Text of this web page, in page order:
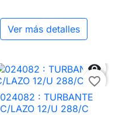
Ver más detalles

favorite_border
024082 : TURBANTE
C/LAZO 12/U 288/C